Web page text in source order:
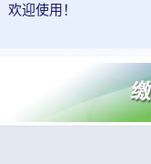
欢迎使用！